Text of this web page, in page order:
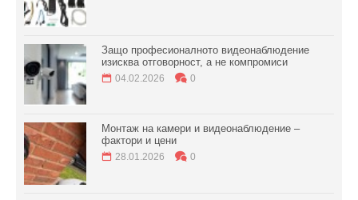
Защо професионалното видеонаблюдение
изисква отговорност, а не компромиси
04.02.2026 0
Монтаж на камери и видеонаблюдение –
фактори и цени
28.01.2026 0